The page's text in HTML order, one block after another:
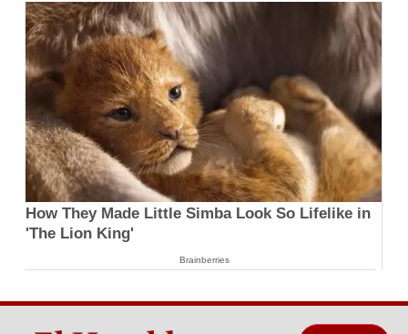
How They Made Little Simba Look So Lifelike in
'The Lion King'
Brainberries